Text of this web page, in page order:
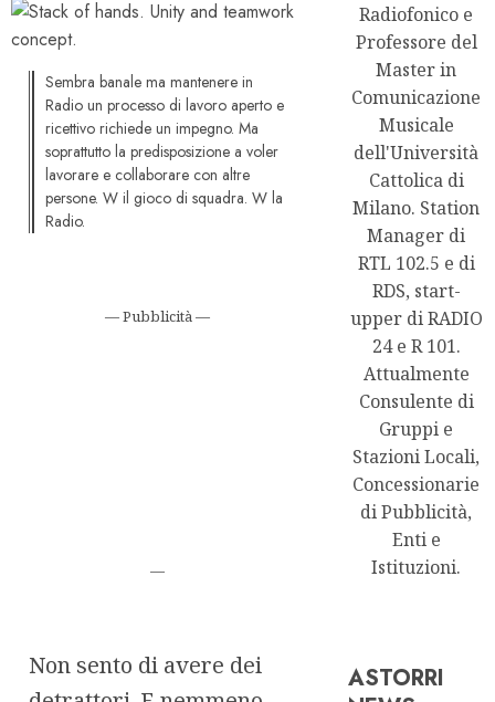
Sembra banale ma mantenere in
Radio un processo di lavoro aperto e
ricettivo richiede un impegno. Ma
soprattutto la predisposizione a voler
lavorare e collaborare con altre
persone. W il gioco di squadra. W la
Radio.
— Pubblicità —
—
Non sento di avere dei
Radiofonico e
Professore del
Master in
Comunicazione
Musicale
dell'Università
Cattolica di
Milano. Station
Manager di
RTL 102.5 e di
RDS, start-
upper di RADIO
24 e R 101.
Attualmente
Consulente di
Gruppi e
Stazioni Locali,
Concessionarie
di Pubblicità,
Enti e
Istituzioni.
ASTORRI